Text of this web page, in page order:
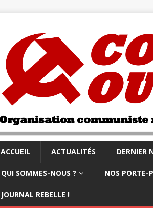
ACCUEIL ACTUALITÉS DERNIER
QUI SOMMES-NOUS ? NOS PORTE-
JOURNAL REBELLE !